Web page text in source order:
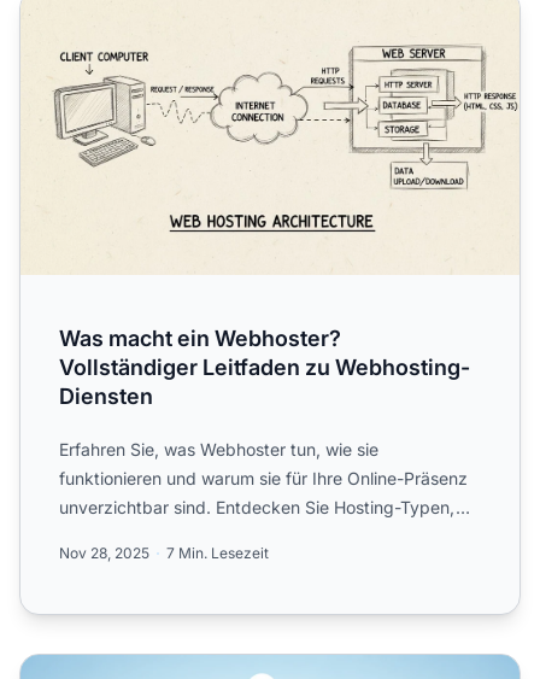
Was macht ein Webhoster?
Vollständiger Leitfaden zu Webhosting-
Diensten
Erfahren Sie, was Webhoster tun, wie sie
funktionieren und warum sie für Ihre Online-Präsenz
unverzichtbar sind. Entdecken Sie Hosting-Typen,
Nov 28, 2025 7 Min. Lesezeit
Ist Shared Web Hosting gut für Unternehmenswebsites?